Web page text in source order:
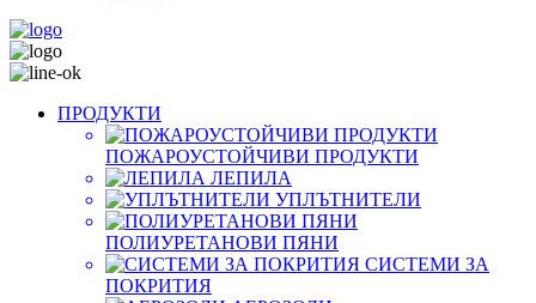
ПРОДУКТИ
ПОЖАРОУСТОЙЧИВИ ПРОДУКТИ
ЛЕПИЛА
УПЛЪТНИТЕЛИ
ПОЛИУРЕТАНОВИ ПЯНИ
СИСТЕМИ ЗА
ПОКРИТИЯ